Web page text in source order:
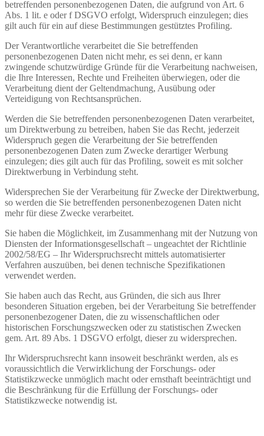
betreffenden personenbezogenen Daten, die aufgrund von Art. 6
Abs. 1 lit. e oder f DSGVO erfolgt, Widerspruch einzulegen; dies
gilt auch für ein auf diese Bestimmungen gestütztes Profiling.
Der Verantwortliche verarbeitet die Sie betreffenden
personenbezogenen Daten nicht mehr, es sei denn, er kann
zwingende schutzwürdige Gründe für die Verarbeitung nachweisen,
die Ihre Interessen, Rechte und Freiheiten überwiegen, oder die
Verarbeitung dient der Geltendmachung, Ausübung oder
Verteidigung von Rechtsansprüchen.
Werden die Sie betreffenden personenbezogenen Daten verarbeitet,
um Direktwerbung zu betreiben, haben Sie das Recht, jederzeit
Widerspruch gegen die Verarbeitung der Sie betreffenden
personenbezogenen Daten zum Zwecke derartiger Werbung
einzulegen; dies gilt auch für das Profiling, soweit es mit solcher
Direktwerbung in Verbindung steht.
Widersprechen Sie der Verarbeitung für Zwecke der Direktwerbung,
so werden die Sie betreffenden personenbezogenen Daten nicht
mehr für diese Zwecke verarbeitet.
Sie haben die Möglichkeit, im Zusammenhang mit der Nutzung von
Diensten der Informationsgesellschaft – ungeachtet der Richtlinie
2002/58/EG – Ihr Widerspruchsrecht mittels automatisierter
Verfahren auszuüben, bei denen technische Spezifikationen
verwendet werden.
Sie haben auch das Recht, aus Gründen, die sich aus Ihrer
besonderen Situation ergeben, bei der Verarbeitung Sie betreffender
personenbezogener Daten, die zu wissenschaftlichen oder
historischen Forschungszwecken oder zu statistischen Zwecken
gem. Art. 89 Abs. 1 DSGVO erfolgt, dieser zu widersprechen.
Ihr Widerspruchsrecht kann insoweit beschränkt werden, als es
voraussichtlich die Verwirklichung der Forschungs- oder
Statistikzwecke unmöglich macht oder ernsthaft beeinträchtigt und
die Beschränkung für die Erfüllung der Forschungs- oder
Statistikzwecke notwendig ist.